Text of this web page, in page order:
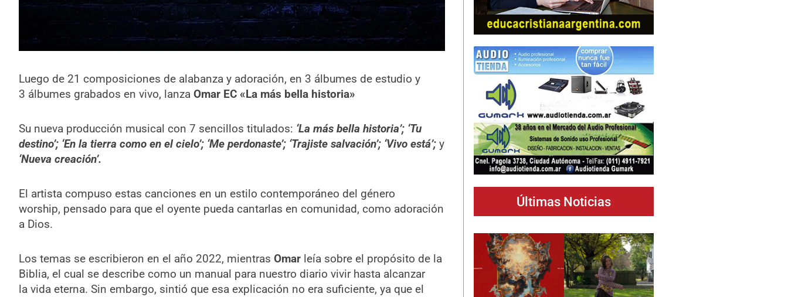
Luego de 21 composiciones de alabanza y adoración, en 3 álbumes de estudio y
3 álbumes grabados en vivo, lanza Omar EC «La más bella historia»
Su nueva producción musical con 7 sencillos titulados: ‘La más bella historia’; ‘Tu
destino’; ‘En la tierra como en el cielo’; ‘Me perdonaste’; ‘Trajiste salvación’; ‘Vivo está’; y
‘Nueva creación’.
El artista compuso estas canciones en un estilo contemporáneo del género
worship, pensado para que el oyente pueda cantarlas en comunidad, como adoración
a Dios.
Los temas se escribieron en el año 2022, mientras Omarleía sobre el propósito de la
Biblia, el cual se describe como un manual para nuestro diario vivir hasta alcanzar
la vida eterna. Sin embargo, sintió que esa explicación no era suficiente, ya que el
Últimas Noticias